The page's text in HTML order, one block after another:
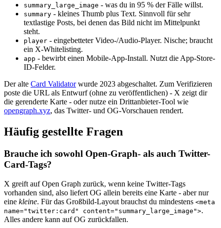
summary_large_image - was du in 95 % der Fälle willst.
summary - kleines Thumb plus Text. Sinnvoll für sehr
textlastige Posts, bei denen das Bild nicht im Mittelpunkt
steht.
player - eingebetteter Video-/Audio-Player. Nische; braucht
ein X-Whitelisting.
app - bewirbt einen Mobile-App-Install. Nutzt die App-Store-
ID-Felder.
Der alte Card Validatorwurde 2023 abgeschaltet. Zum Verifizieren
poste die URL als Entwurf (ohne zu veröffentlichen) - X zeigt dir
die gerenderte Karte - oder nutze ein Drittanbieter-Tool wie
opengraph.xyz, das Twitter- und OG-Vorschauen rendert.
Häufig gestellte Fragen
Brauche ich sowohl Open-Graph- als auch Twitter-
Card-Tags?
X greift auf Open Graph zurück, wenn keine Twitter-Tags
vorhanden sind, also liefert OG allein bereits eine Karte - aber nur
eine kleine. Für das Großbild-Layout brauchst du mindestens <meta
name="twitter:card" content="summary_large_image">.
Alles andere kann auf OG zurückfallen.